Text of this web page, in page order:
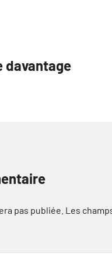
davantage
pas publiée. Les